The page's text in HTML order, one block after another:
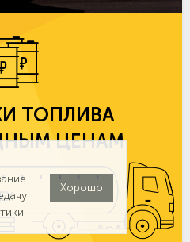
ТОПЛИВА
ЦЕНАМ
Хорошо